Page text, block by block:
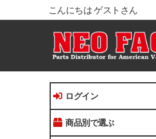
こんにちは ゲストさん
ログイン
商品別で選ぶ